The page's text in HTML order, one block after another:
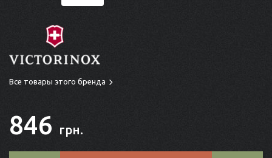
Все товары этого бренда
846 грн.